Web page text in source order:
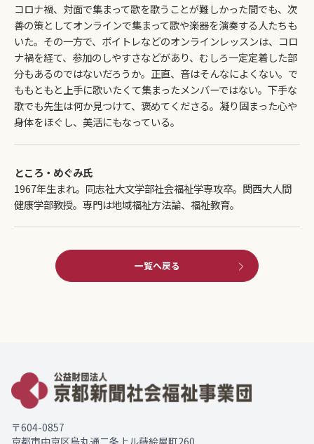
コロナ禍、対面で集まって歌を歌うことが難しかった間でも、次
善の策としてオンラインで集まって歌や楽器を演奏する人たちも
いた。その一方で、ボイトレなどのオンラインレッスンは、コロ
ナ禍を経て、参加のしやすさなどがあり、むしろ一定定着した部
分もあるのではないだろうか。正直、音はそんなによくない。で
ももともと上手に歌いたくて集まったメンバーではない。下手な
歌でも先生は何か見つけて、褒めてくださる。凝り固まった心や
身体をほぐし、美活にもなっている。
ところ・めぐみ氏
1967年生まれ。同志社大文学部社会福祉学専攻卒。関西大人間
健康学部教授。専門は地域福祉方法論、福祉教育。
一覧へ戻る
〒604-0857